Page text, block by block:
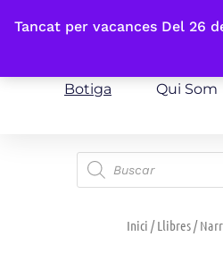
Tancat per vacances Del 26
Fes-te'n sòcia
Botiga Qui Som
Inici /Llibres/